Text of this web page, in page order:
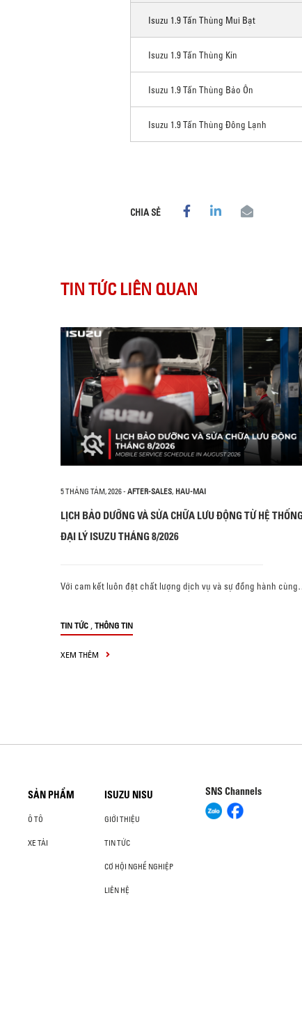
Isuzu 1.9 Tấn Thùng Mui Bạt
Isuzu 1.9 Tấn Thùng Kín
Isuzu 1.9 Tấn Thùng Bảo Ôn
Isuzu 1.9 Tấn Thùng Đông Lạnh
CHIA SẺ
TIN TỨC LIÊN QUAN
5 THÁNG TÁM, 2026- AFTER-SALES, HAU-MAI
LỊCH BẢO DƯỠNG VÀ SỬA CHỮA LƯU ĐỘNG TỪ HỆ
ĐẠI LÝ ISUZU THÁNG 8/2026
Với cam kết luôn đặt chất lượng dịch vụ và sự đồng hành
TIN TỨC , THÔNG TIN
XEM THÊM
SẢN PHẨM
Ô TÔ
XE TẢI
ISUZU NISU
GIỚI THIỆU
TIN TỨC
CƠ HỘI NGHỀ NGHIỆP
LIÊN HỆ
SNS Channels